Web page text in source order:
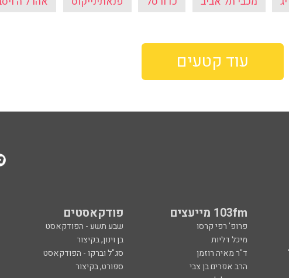
עוד קטעים
103fm מייעצים פודקאסטים
פרופ' רפי קרסו שבע תשע - הפודקאסט
מיכל דליות בן וינון, בקיצור
ד"ר מאיה רוזמן סג"ל וברקו - הפודקאסט
הרב אפרים בן צבי ספורט, בקיצור